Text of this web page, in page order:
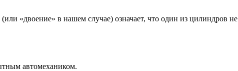
«двоение» в нашем случае) означает, что один из цилиндров
автомехаником.